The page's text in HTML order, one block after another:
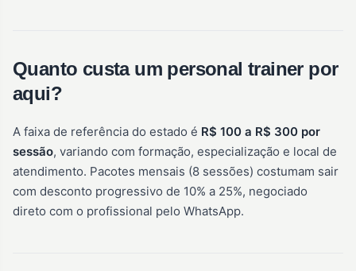
Quanto custa um personal trainer por
aqui?
A faixa de referência do estado é R$ 100 a R$ 300 por
sessão, variando com formação, especialização e local de
atendimento. Pacotes mensais (8 sessões) costumam sair
com desconto progressivo de 10% a 25%, negociado
direto com o profissional pelo WhatsApp.